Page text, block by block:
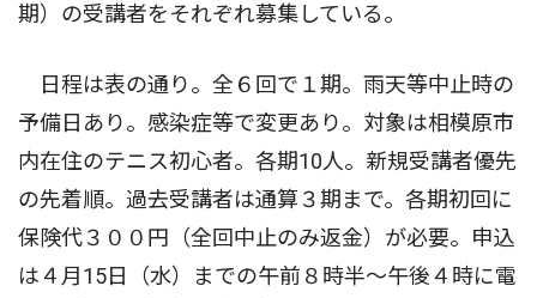
期）の受講者をそれぞれ募集している。
日程は表の通り。全６回で１期。雨天等中止時の
予備日あり。感染症等で変更あり。対象は相模原市
内在住のテニス初心者。各期10人。新規受講者優先
の先着順。過去受講者は通算３期まで。各期初回に
保険代３００円（全回中止のみ返金）が必要。申込
は４月15日（水）までの午前８時半〜午後４時に電